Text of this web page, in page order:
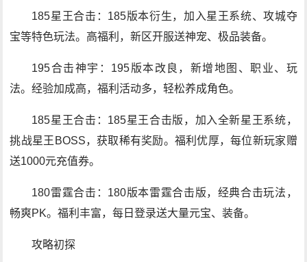
185星王合击：185版本衍生，加入星王系统、攻城夺
宝等特色玩法。高福利，新区开服送神宠、极品装备。
195合击神宇：195版本改良，新增地图、职业、玩
法。经验加成高，福利活动多，轻松养成角色。
185星王合击：185星王合击版，加入全新星王系统，
挑战星王BOSS，获取稀有奖励。福利优厚，每位新玩家赠
送1000元充值券。
180雷霆合击：180版本雷霆合击版，经典合击玩法，
畅爽PK。福利丰富，每日登录送大量元宝、装备。
攻略初探